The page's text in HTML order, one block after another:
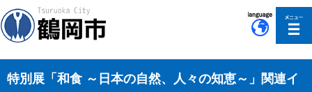
特別展「和食 ～日本の自然、人々の知恵～」関連イ